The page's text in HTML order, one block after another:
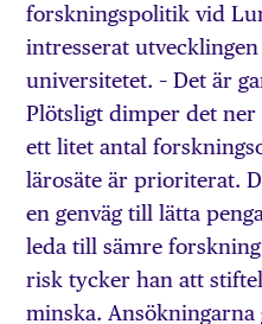
forskningspolitik vid
intresserat
universitetet. – Det är
Plötsligt dimper det
ett litet antal
lärosäte är prioriterat.
en genväg till lätta
leda till sämre
risk tycker han att
minska. Ansökningarna